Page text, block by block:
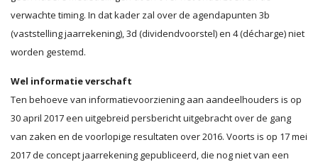
verwachte timing. In dat kader zal over de agendapunten 3b
(vaststelling jaarrekening), 3d (dividendvoorstel) en 4 (décharge) niet
worden gestemd.
Wel informatie verschaft
Ten behoeve van informatievoorziening aan aandeelhouders is op
30 april 2017 een uitgebreid persbericht uitgebracht over de gang
van zaken en de voorlopige resultaten over 2016. Voorts is op 17 mei
2017 de concept jaarrekening gepubliceerd, die nog niet van een